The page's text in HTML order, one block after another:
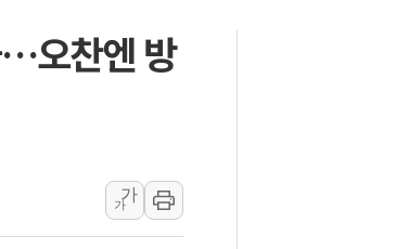
워트, 상반기 영업이익 30억원
프롬바이오, 10일 거래 재개…"재무구조 개편"
보로노이, 폐암 치료제 'VRN11' 캐나다 IND 신청
푸본현대생명, 육군 3군단과 군 장병 금융교육·전역 지원 협약
…오찬엔 방
가
가